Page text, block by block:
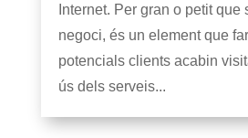
Internet. Per gran o petit que
negoci, és un element que
potencials clients acabin
ús dels serveis...